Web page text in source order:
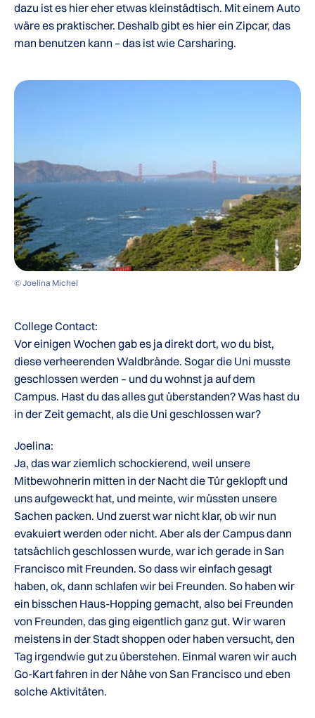
dazu ist es hier eher etwas kleinstädtisch. Mit einem Auto
wäre es praktischer. Deshalb gibt es hier ein Zipcar, das
man benutzen kann – das ist wie Carsharing.
© Joelina Michel
College Contact:
Vor einigen Wochen gab es ja direkt dort, wo du bist,
diese verheerenden Waldbrände. Sogar die Uni musste
geschlossen werden – und du wohnst ja auf dem
Campus. Hast du das alles gut überstanden? Was hast du
in der Zeit gemacht, als die Uni geschlossen war?
Joelina:
Ja, das war ziemlich schockierend, weil unsere
Mitbewohnerin mitten in der Nacht die Tür geklopft und
uns aufgeweckt hat, und meinte, wir müssten unsere
Sachen packen. Und zuerst war nicht klar, ob wir nun
evakuiert werden oder nicht. Aber als der Campus dann
tatsächlich geschlossen wurde, war ich gerade in San
Francisco mit Freunden. So dass wir einfach gesagt
haben, ok, dann schlafen wir bei Freunden. So haben wir
ein bisschen Haus-Hopping gemacht, also bei Freunden
von Freunden, das ging eigentlich ganz gut. Wir waren
meistens in der Stadt shoppen oder haben versucht, den
Tag irgendwie gut zu überstehen. Einmal waren wir auch
Go-Kart fahren in der Nähe von San Francisco und eben
solche Aktivitäten.